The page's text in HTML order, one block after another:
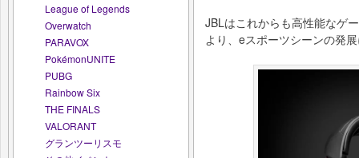
League of Legends
Overwatch
PARAVOX
PokémonUNITE
PUBG
Rainbow Six
THE FINALS
VALORANT
グランツーリスモ
JBLはこれからも高性能なゲ
より、eスポーツシーンの発